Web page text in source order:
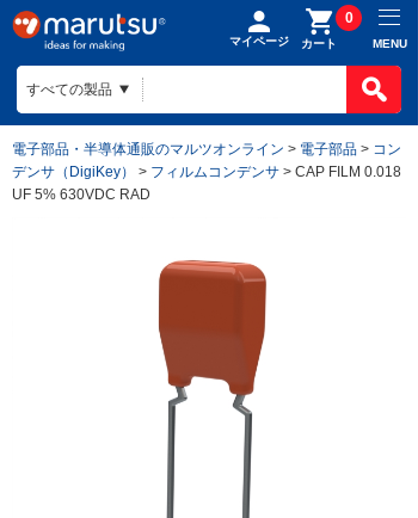
マイページ カート
0
MENU
電子部品・半導体通販のマルツオンライン > 電子部品 > コン
デンサ（DigiKey）
> フィルムコンデンサ > CAP FILM 0.018
UF 5% 630VDC RAD